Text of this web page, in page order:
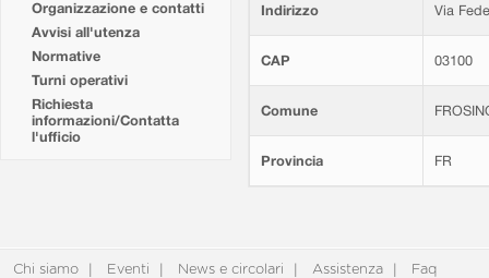
Organizzazione e contatti
Avvisi all'utenza
Normative
Turni operativi
Richiesta
informazioni/Contatta
l'ufficio
Indirizzo Via
CAP 03100
Comune
Provincia FR
Chi siamo Eventi News e circolari Assistenza Faq